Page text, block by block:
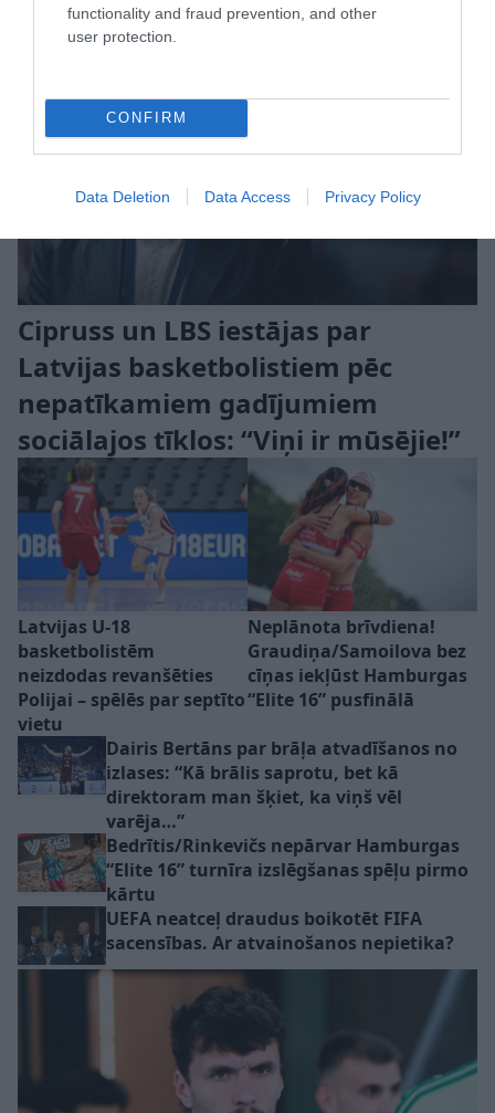
functionality and fraud prevention, and other
user protection.
CONFIRM
Data Deletion Data Access Privacy Policy
Cipruss un LBS iestājas par
Latvijas basketbolistiem pēc
nepatīkamiem gadījumiem
sociālajos tīklos: “Viņi ir mūsējie!”
Latvijas U-18
basketbolistēm
neizdodas revanšēties
Polijai – spēlēs par septīto
vietu
Neplānota brīvdiena!
Graudiņa/Samoilova bez
cīņas iekļūst Hamburgas
“Elite 16” pusfinālā
Dairis Bertāns par brāļa atvadīšanos no
izlases: “Kā brālis saprotu, bet kā
direktoram man šķiet, ka viņš vēl
varēja…”
Bedrītis/Rinkevičs nepārvar Hamburgas
“Elite 16” turnīra izslēgšanas spēļu pirmo
kārtu
UEFA neatceļ draudus boikotēt FIFA
sacensības. Ar atvainošanos nepietika?